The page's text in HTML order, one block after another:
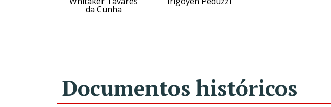
da Cunha
Documentos históricos